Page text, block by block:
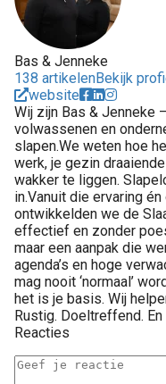
Bas & Jenneke
138 artikelenBekijk
website
Wij zijn Bas & Jenneke
volwassenen en
slapen.We weten hoe
werk, je gezin
wakker te liggen.
in.Vanuit die ervaring
ontwikkelden we de
effectief en zonder
maar een aanpak die
agenda’s en hoge
mag nooit ‘normaal’
het is je basis. Wij
Rustig. Doeltreffend.
Reacties